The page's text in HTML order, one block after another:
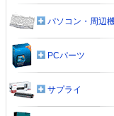
パソコン・周辺
PCパーツ
サプライ